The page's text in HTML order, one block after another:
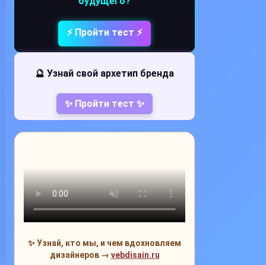
⚡ Пройти тест ⚡
🔮 Узнай свой архетип бренда
✨ Пройти тест ✨
✨ Узнай, кто мы, и чем вдохновляем
дизайнеров → vebdisain.ru